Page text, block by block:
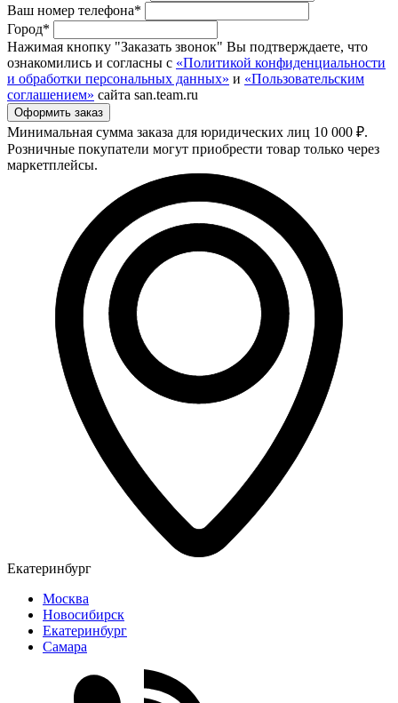
Ваш номер телефона*
Город*
Нажимая кнопку "Заказать звонок" Вы подтверждаете, что
ознакомились и согласны с «Политикой конфиденциальности
и обработки персональных данных» и «Пользовательским
соглашением» сайта san.team.ru
Минимальная сумма заказа для юридических лиц 10 000 ₽.
Розничные покупатели могут приобрести товар только через
маркетплейсы.
Екатеринбург
Москва
Новосибирск
Екатеринбург
Самара